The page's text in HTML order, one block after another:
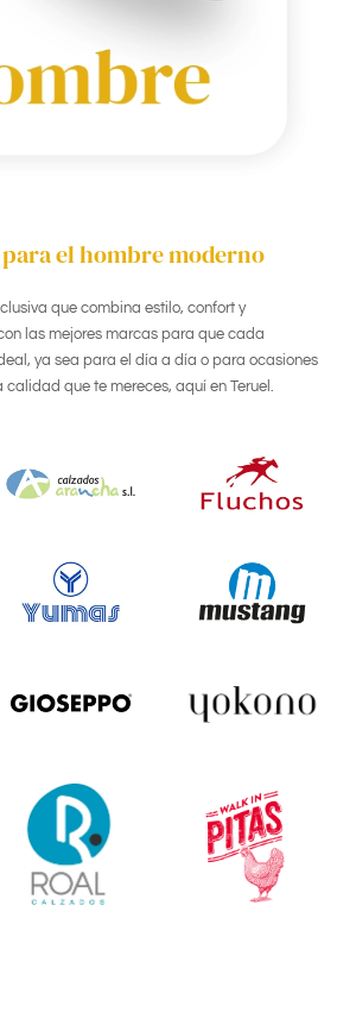
el hombre moderno
que combina estilo, confort y
las mejores marcas para que cada
ya sea para el día a día o para ocasiones
que te mereces, aquí en Teruel.